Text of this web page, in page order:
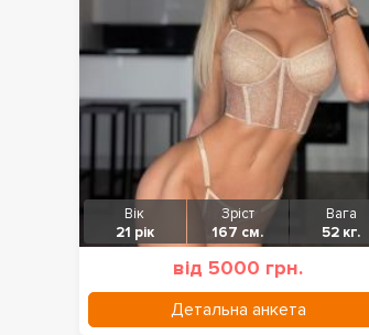
Вік
21 рік
Зріст
167 см.
Вага
52 кг.
від 5000 грн.
Детальна анкета